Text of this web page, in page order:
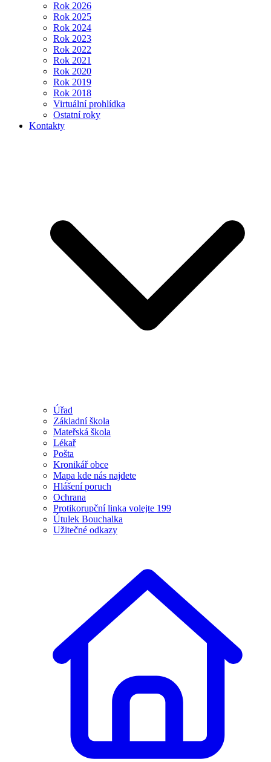
Rok 2026
Rok 2025
Rok 2024
Rok 2023
Rok 2022
Rok 2021
Rok 2020
Rok 2019
Rok 2018
Virtuální prohlídka
Ostatní roky
Kontakty
Úřad
Základní škola
Mateřská škola
Lékař
Pošta
Kronikář obce
Mapa kde nás najdete
Hlášení poruch
Ochrana
Protikorupční linka volejte 199
Útulek Bouchalka
Užitečné odkazy